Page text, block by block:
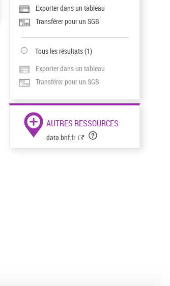
Exporter dans un tableau
Transférer pour un SGB
Tous les résultats(1)
Exporter dans un tableau
Transférer pour un SGB
AUTRES RESSOURCES
data.bnf.fr